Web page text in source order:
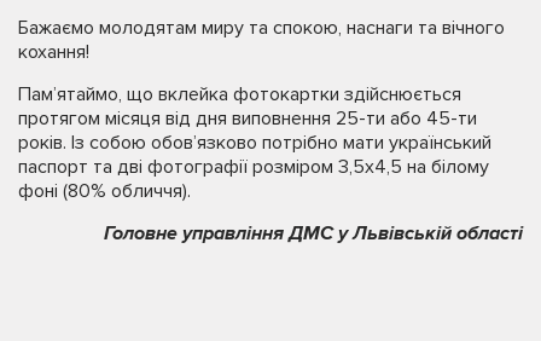
Бажаємо молодятам миру та спокою, наснаги та вічного
кохання!
Пам’ятаймо, що вклейка фотокартки здійснюється
протягом місяця від дня виповнення 25-ти або 45-ти
років. Із собою обов’язково потрібно мати український
паспорт та дві фотографії розміром 3,5х4,5 на білому
фоні (80% обличчя).
Головне управління ДМС у Львівській області